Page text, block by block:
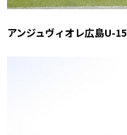
アンジュヴィオレ広島U-15